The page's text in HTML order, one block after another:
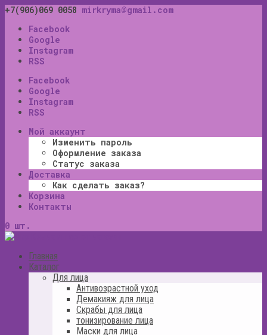
+7(906)069 0058 mirkryma@gmail.com
Facebook
Google
Instagram
RSS
Facebook
Google
Instagram
RSS
Мой аккаунт
Изменить пароль
Оформление заказа
Статус заказа
Доставка
Как сделать заказ?
Корзина
Контакты
0 шт.
Главная
Каталог
Для лица
Антивозрастной уход
Демакияж для лица
Скрабы для лица
тонизирование лица
Маски для лица